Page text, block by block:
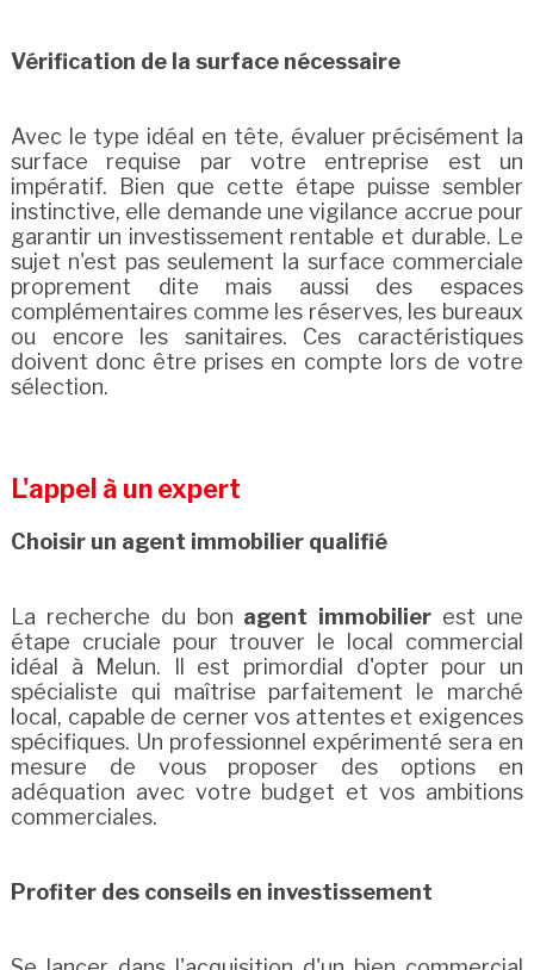
Vérification de la surface nécessaire
Avec le type idéal en tête, évaluer précisément la
surface requise par votre entreprise est un
impératif. Bien que cette étape puisse sembler
instinctive, elle demande une vigilance accrue pour
garantir un investissement rentable et durable. Le
sujet n'est pas seulement la surface commerciale
proprement dite mais aussi des espaces
complémentaires comme les réserves, les bureaux
ou encore les sanitaires. Ces caractéristiques
doivent donc être prises en compte lors de votre
sélection.
L'appel à un expert
Choisir un agent immobilier qualifié
La recherche du bon agent immobilier est une
étape cruciale pour trouver le local commercial
idéal à Melun. Il est primordial d'opter pour un
spécialiste qui maîtrise parfaitement le marché
local, capable de cerner vos attentes et exigences
spécifiques. Un professionnel expérimenté sera en
mesure de vous proposer des options en
adéquation avec votre budget et vos ambitions
commerciales.
Profiter des conseils en investissement